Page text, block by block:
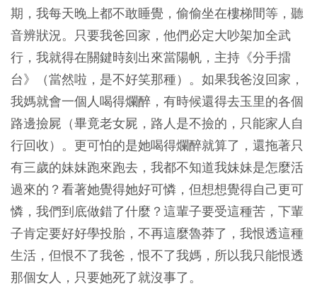
期，我每天晚上都不敢睡覺，偷偷坐在樓梯間等，聽
音辨狀況。只要我爸回家，他們必定大吵架加全武
行，我就得在關鍵時刻出來當陽帆，主持《分手擂
台》（當然啦，是不好笑那種）。如果我爸沒回家，
我媽就會一個人喝得爛醉，有時候還得去玉里的各個
路邊撿屍（畢竟老女屍，路人是不撿的，只能家人自
行回收）。更可怕的是她喝得爛醉就算了，還拖著只
有三歲的妹妹跑來跑去，我都不知道我妹妹是怎麼活
過來的？看著她覺得她好可憐，但想想覺得自己更可
憐，我們到底做錯了什麼？這輩子要受這種苦，下輩
子肯定要好好學投胎，不再這麼魯莽了，我恨透這種
生活，但恨不了我爸，恨不了我媽，所以我只能恨透
那個女人，只要她死了就沒事了。